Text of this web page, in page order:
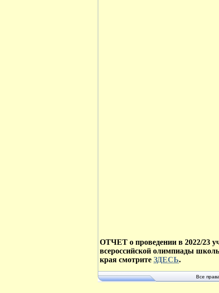
ОТЧЕТ о проведении в 2022/23
всероссийской олимпиады
края смотрите ЗДЕСЬ.
Все